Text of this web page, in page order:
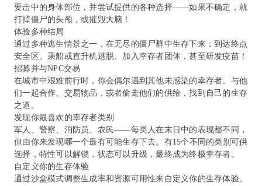
要击中的身体部位，并尝试提供的各种选择——如果不确定，就
打掉僵尸的头颅，或摧毁大脑！
体验多种结局
通过多种逃生情景之一，在无尽的僵尸群中生存下来：到达终点
安全区、乘船或直升机逃脱、加入幸存者团体，甚至研发疫苗！
招募并与NPC交易
在城市中艰难前行时，你会偶尔遇到其他未感染的幸存者。与他
们一起合作、交易物品，或者偷走他们的供给，找到自己的生存
之道。
发现你最喜欢的幸存者类别
军人、警察、消防员、农民——每类人在末日中的表现都不同，
但由你来发现哪一个最有可能生存下去。有15个不同的类别可供
选择，特性可以解锁，状态可以升级，最终成为终极幸存者。
自定义你的生存体验
通过沙盒模式调整生成率和资源可用性来自定义你的生存体验。